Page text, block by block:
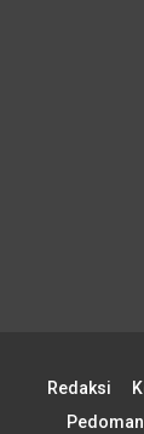
Redaksi